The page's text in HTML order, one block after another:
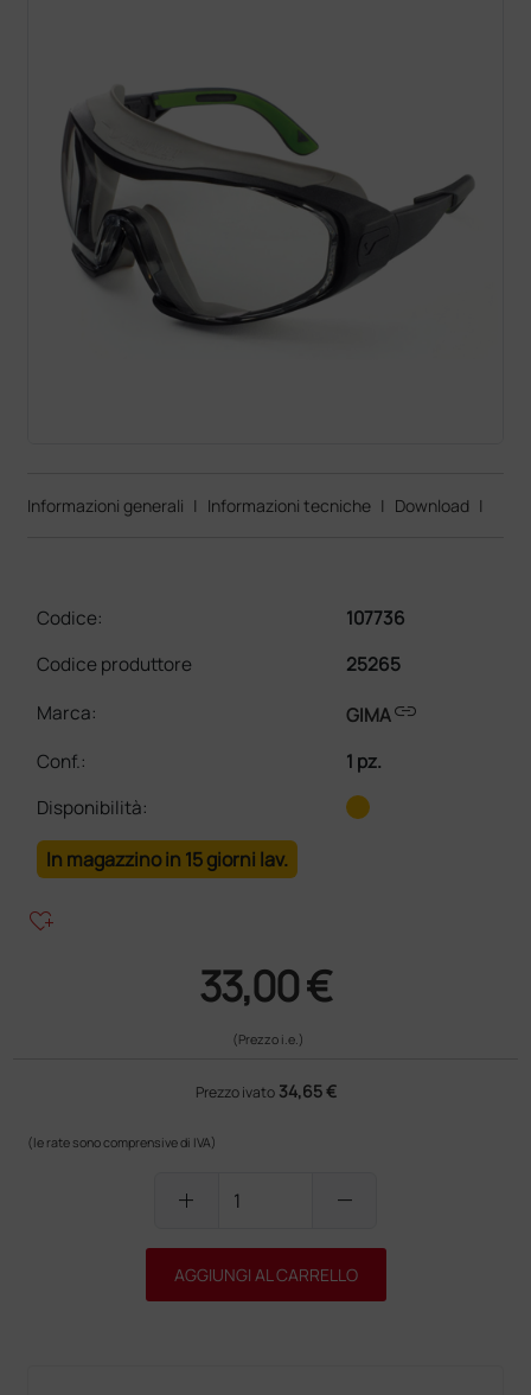
Informazioni generali | Informazioni tecniche | Download |
Codice:
107736
Codice produttore
25265
Marca:
GIMAlink
Conf.:
1 pz.
Disponibilità:
In magazzino in 15 giorni lav.
heart_plus
33,00 €
(Prezzo i.e.)
Prezzo ivato 34,65 €
(le rate sono comprensive di IVA)
add remove
AGGIUNGI AL CARRELLO